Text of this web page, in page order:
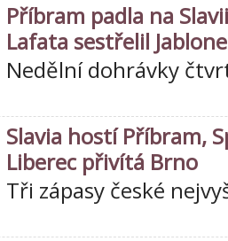
Příbram padla na
Lafata sestřelil
Nedělní dohrávky
Slavia hostí Příbram,
Liberec přivítá Brno
Tři zápasy české